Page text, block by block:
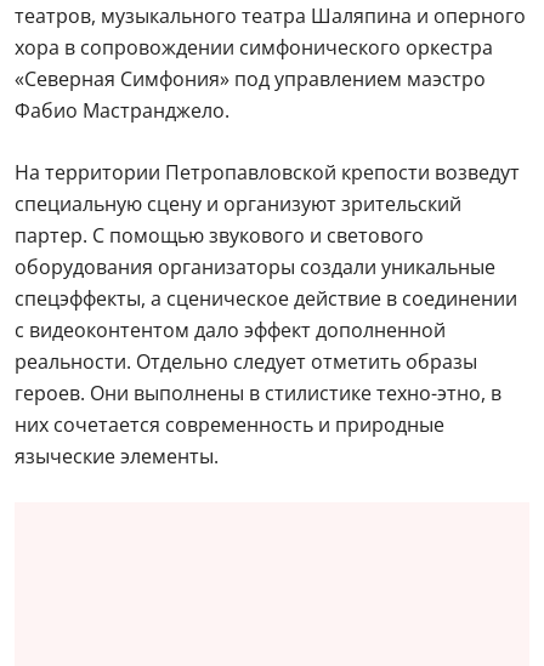
театров, музыкального театра Шаляпина и оперного
хора в сопровождении симфонического оркестра
«Северная Симфония» под управлением маэстро
Фабио Мастранджело.
На территории Петропавловской крепости возведут
специальную сцену и организуют зрительский
партер. С помощью звукового и светового
оборудования организаторы создали уникальные
спецэффекты, а сценическое действие в соединении
с видеоконтентом дало эффект дополненной
реальности. Отдельно следует отметить образы
героев. Они выполнены в стилистике техно-этно, в
них сочетается современность и природные
языческие элементы.